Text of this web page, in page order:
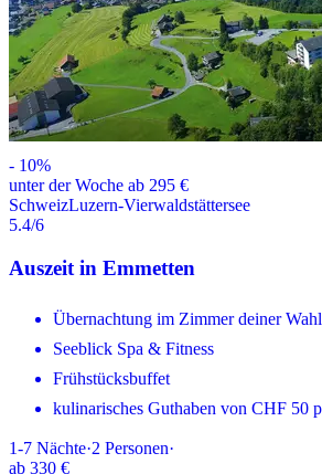
- 10%
unter der Woche ab 295 €
SchweizLuzern-Vierwaldstättersee
5.4/6
Auszeit in Emmetten
Übernachtung im Zimmer deiner Wahl
Seeblick Spa & Fitness
Frühstücksbuffet
kulinarisches Guthaben von CHF 50
1-7 Nächte·2 Personen·
ab 330 €